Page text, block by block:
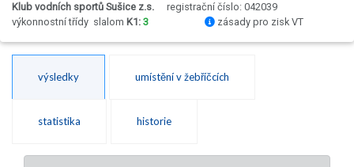
Klub vodních sportů Sušice z.s.
registrační číslo: 042039
výkonnostní třídy slalom K1: 3 zásady pro zisk VT
výsledky umístění v žebříčcích
statistika historie